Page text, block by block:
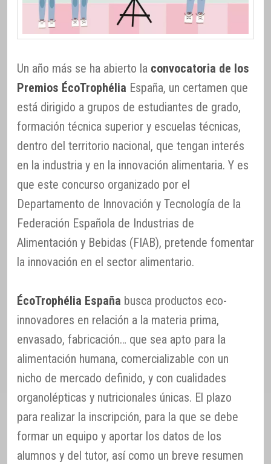
Un año más se ha abierto la convocatoria de los
Premios ÉcoTrophélia España, un certamen que
está dirigido a grupos de estudiantes de grado,
formación técnica superior y escuelas técnicas,
dentro del territorio nacional, que tengan interés
en la industria y en la innovación alimentaria. Y es
que este concurso organizado por el
Departamento de Innovación y Tecnología de la
Federación Española de Industrias de
Alimentación y Bebidas (FIAB), pretende fomentar
la innovación en el sector alimentario.
ÉcoTrophélia España busca productos eco-
innovadores en relación a la materia prima,
envasado, fabricación… que sea apto para la
alimentación humana, comercializable con un
nicho de mercado definido, y con cualidades
organolépticas y nutricionales únicas. El plazo
para realizar la inscripción, para la que se debe
formar un equipo y aportar los datos de los
alumnos y del tutor, así como un breve resumen